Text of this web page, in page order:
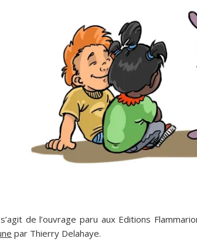
de l’ouvrage paru aux Editions
par Thierry Delahaye.